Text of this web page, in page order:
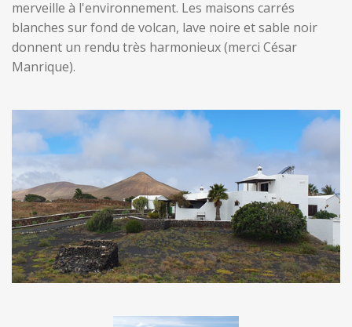
merveille à l'environnement. Les maisons carrés
blanches sur fond de volcan, lave noire et sable noir
donnent un rendu très harmonieux (merci César
Manrique).